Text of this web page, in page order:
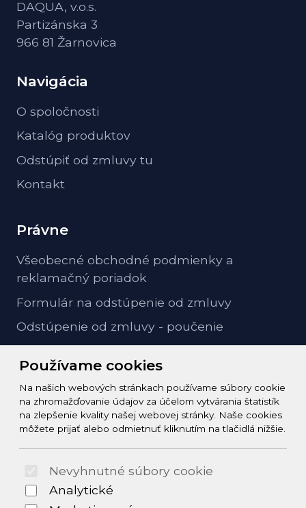
Používame cookies
Na našich webových stránkach používame súbory cookie
na zhromažďovanie údajov za účelom vytvárania štatistík
na zlepšenie kvality našej webovej stránky. Naše cookies
môžete prijať alebo odmietnuť kliknutím na tlačidlá nižšie.
Nevyhnutné súbory cookie
Analytické
DAQUA, v.o.s.
Partizánska 3
966 81 Žarnovica
Navigácia
O spoločnosti
Katalóg produktov
Odstúpiť od zmluvy tu
Kontakt
Právne
Všeobecné obchodné podmienky a
reklamačný poriadok
Formulár na odstúpenie od zmluvy
Odstúpenie od zmluvy - poučenie
Kontakt
info@zeleziarstvo-majster.sk
+421456812908
© 2026 Arrabella s.r.o., mayabella s.r.o., Všetky práva